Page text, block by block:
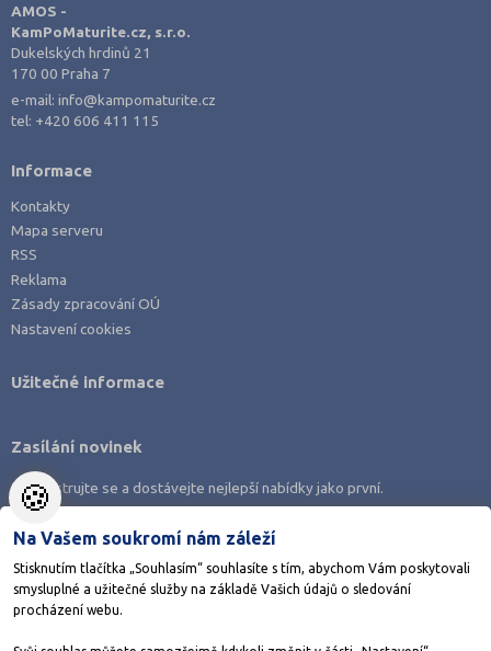
Most (15)
Náchod (13)
Nymburk (17)
Pardubice (19)
Pelhřimov (11)
Písek (10)
Plzeň-město (30)
Praha-východ (14)
Praha-západ (14)
Prachatice (8)
Prostějov (11)
AMOS -
KamPoMaturite.cz, s.r.o.
Dukelských hrdinů 21
170 00 Praha 7
e-mail:info@kampomaturite.cz
tel: +420 606 411 115
Informace
Kontakty
Mapa serveru
RSS
Reklama
Zásady zpracování OÚ
Nastavení cookies
Stáhněte si aplikaci Adresář škol
Užitečné informace
Zasílání novinek
Zaregistrujte se a dostávejte nejlepší nabídky jako první.
🍪
Na Vašem soukromí nám záleží
Stisknutím tlačítka „Souhlasím“ souhlasíte s tím, abychom Vám poskytovali
smysluplné a užitečné služby na základě Vašich údajů o sledování
procházení webu.